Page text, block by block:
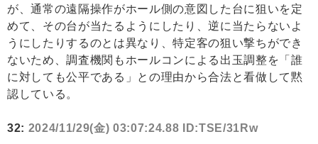
が、通常の遠隔操作がホール側の意図した台に狙いを定
めて、その台が当たるようにしたり、逆に当たらないよ
うにしたりするのとは異なり、特定客の狙い撃ちができ
ないため、調査機関もホールコンによる出玉調整を「誰
に対しても公平である」との理由から合法と看做して黙
認している。
32: 2024/11/29(金) 03:07:24.88 ID:TSE/31Rw